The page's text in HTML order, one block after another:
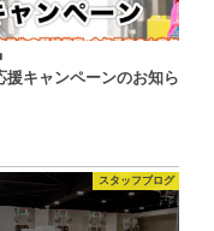
援キャンペーンのお知ら
スタッフブログ